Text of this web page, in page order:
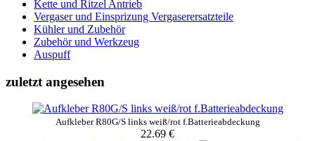
Kette und Ritzel Antrieb
Vergaser und Einsprizung Vergaserersatzteile
Kühler und Zubehör
Zubehör und Werkzeug
Auspuff
zuletzt angesehen
Aufkleber R80G/S links weiß/rot f.Batterieabdeckung
22.69 €